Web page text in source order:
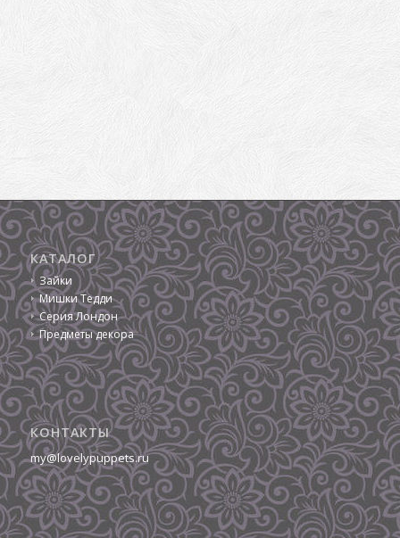
КАТАЛОГ
Зайки
Мишки Тедди
Серия Лондон
Предметы декора
КОНТАКТЫ
my@lovelypuppets.ru